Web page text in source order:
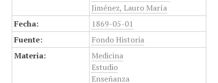
Jiménez, Lauro María
Fecha:
1869-05-01
Fuente:
Fondo Historia
Materia:
Medicina
Estudio
Enseñanza